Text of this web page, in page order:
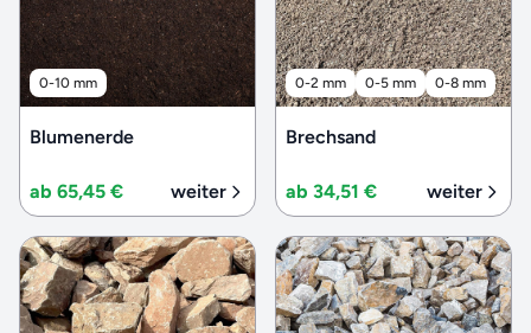
0-10 mm
Blumenerde
ab 65,45 € weiter
0-2 mm 0-5 mm 0-8 mm
Brechsand
ab 34,51 € weiter